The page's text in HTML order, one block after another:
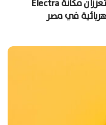
في مصر